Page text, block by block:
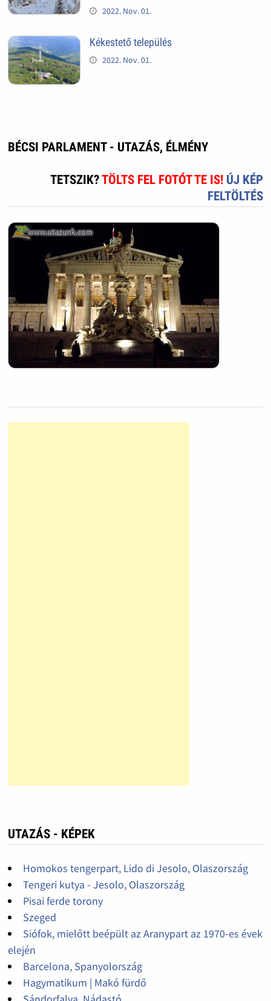
2022. Nov. 01.
Kékestető település
2022. Nov. 01.
BÉCSI PARLAMENT - UTAZÁS, ÉLMÉNY
TETSZIK?TÖLTS FEL FOTÓT TE IS! ÚJ KÉP
FELTÖLTÉS
UTAZÁS - KÉPEK
Homokos tengerpart, Lido di Jesolo, Olaszország
Tengeri kutya - Jesolo, Olaszország
Pisai ferde torony
Szeged
Siófok, mielőtt beépült az Aranypart az 1970-es évek
elején
Barcelona, Spanyolország
Hagymatikum | Makó fürdő